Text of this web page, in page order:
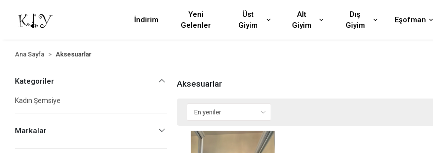
İndirim
Yeni
Gelenler
Üst
Giyim
Alt
Giyim
Dış
Giyim
Eşofman
Ana Sayfa Aksesuarlar
Kategoriler
Kadın Şemsiye
Markalar
Aksesuarlar